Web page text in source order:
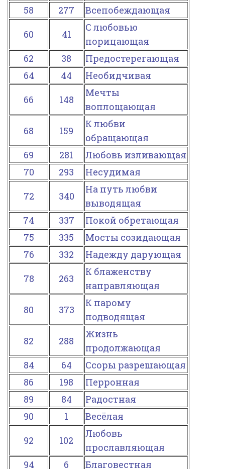
58
277
Всепобеждающая
60
41
С любовью
порицающая
62
38
Предостерегающая
64
44
Необидчивая
66
148
Мечты
воплощающая
68
159
К любви
обращающая
69
281
Любовь изливающая
70
293
Несудимая
72
340
На путь любви
выводящая
74
337
Покой обретающая
75
335
Мосты созидающая
76
332
Надежду дарующая
78
263
К блаженству
направляющая
80
373
К парому
подводящая
82
288
Жизнь
продолжающая
84
64
Ссоры разрешающая
86
198
Перронная
89
84
Радостная
90
1
Весёлая
92
102
Любовь
прославляющая
94
6 Благовестная